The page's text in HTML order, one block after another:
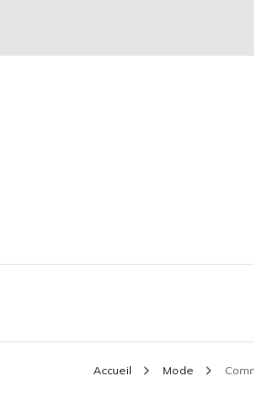
Plaire &
Accueil Mode